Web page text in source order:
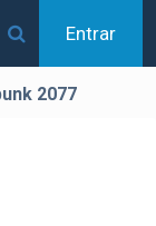
Entrar
2077